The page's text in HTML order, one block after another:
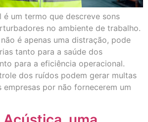
é um termo que descreve sons
no ambiente de trabalho.
é apenas uma distração, pode
tanto para a saúde dos
para a eficiência operacional.
dos ruídos podem gerar multas
empresas por não fornecerem um